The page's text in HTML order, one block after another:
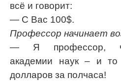
всё и говорит:
— С Вас 100$.
Профессор начинает
— Я профессор,
академии наук – и
долларов за полчаса!